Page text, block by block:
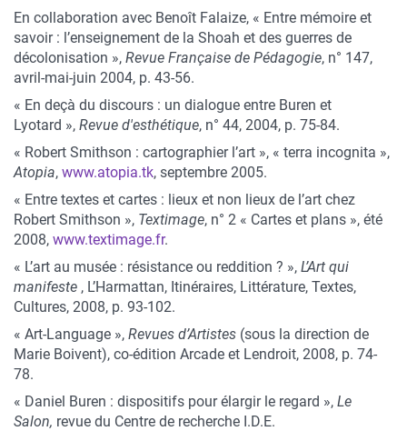
En collaboration avec Benoît Falaize, « Entre mémoire et
savoir : l’enseignement de la Shoah et des guerres de
décolonisation », Revue Française de Pédagogie, n° 147,
avril-mai-juin 2004, p. 43-56.
« En deçà du discours : un dialogue entre Buren et
Lyotard », Revue d'esthétique, n° 44, 2004, p. 75-84.
« Robert Smithson : cartographier l’art », « terra incognita »,
Atopia, www.atopia.tk, septembre 2005.
« Entre textes et cartes : lieux et non lieux de l’art chez
Robert Smithson », Textimage, n° 2 « Cartes et plans », été
2008, www.textimage.fr.
« L’art au musée : résistance ou reddition ? », L’Art qui
manifeste , L’Harmattan, Itinéraires, Littérature, Textes,
Cultures, 2008, p. 93-102.
« Art-Language », Revues d’Artistes (sous la direction de
Marie Boivent), co-édition Arcade et Lendroit, 2008, p. 74-
78.
« Daniel Buren : dispositifs pour élargir le regard », Le
Salon, revue du Centre de recherche I.D.E.